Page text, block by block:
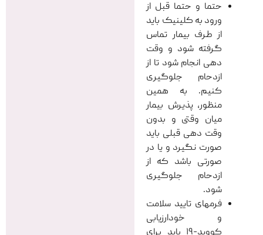
حتما و حتما قبل از
ورود به کلینیک باید
از طرف بیمار تماس
گرفته شود و وقت
دهی انجام شود تا از
ازدحام جلوگیری‌
کنیم. به همین‌
منظور، پذیرش بیمار
میان وقتی و بدون
وقت دهی قبلی باید
صورت نگیرد و یا در
صورتی باشد که از
ازدحام جلوگیری
شود.
فرمهای تایید سلامت
و خودارزیابی